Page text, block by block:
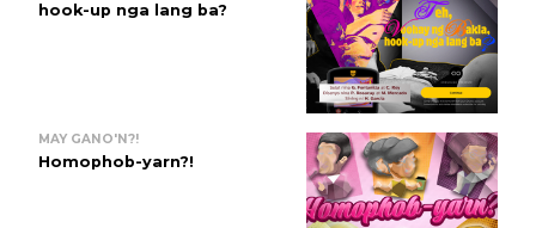
hook-up nga lang ba?
MAY GANO'N?!
Homophob-yarn?!